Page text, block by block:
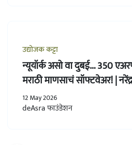
उद्योजक कट्टा
न्यूयॉर्क असो वा दुबई... 350
मराठी माणसाचं सॉफ्टवेअर! |
12 May 2026
deAsra फाउंडेशन